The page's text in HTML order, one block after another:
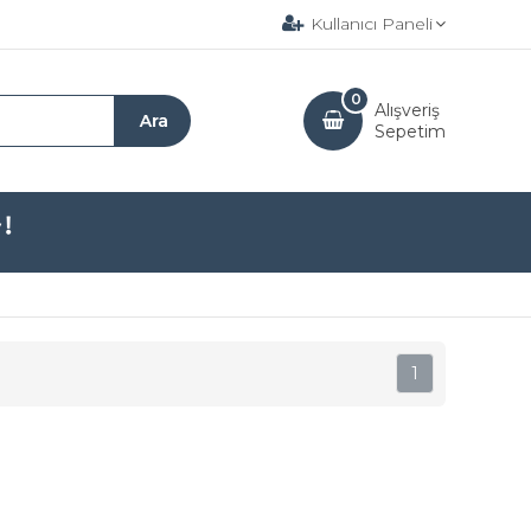
Kullanıcı Paneli
Alışveriş
Sepetim
0
1